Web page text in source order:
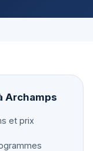
Archamps
et prix